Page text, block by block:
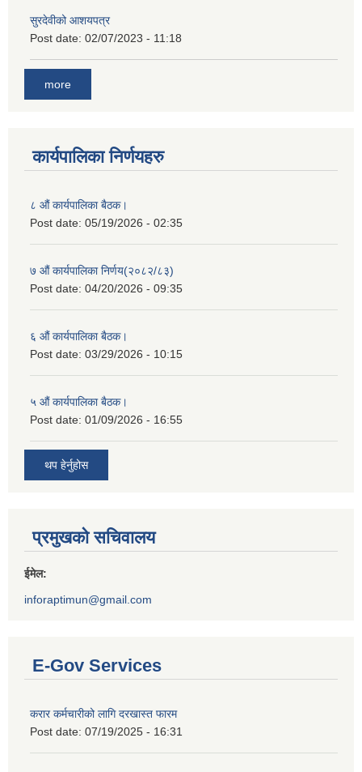
सुरदेवीको आशयपत्र
Post date: 02/07/2023 - 11:18
more
कार्यपालिका निर्णयहरु
८ औं कार्यपालिका बैठक।
Post date: 05/19/2026 - 02:35
७ औं कार्यपालिका निर्णय(२०८२/८३)
Post date: 04/20/2026 - 09:35
६ औं कार्यपालिका बैठक।
Post date: 03/29/2026 - 10:15
५ औं कार्यपालिका बैठक।
Post date: 01/09/2026 - 16:55
थप हेर्नुहोस
प्रमुखको सचिवालय
ईमेल:
inforaptimun@gmail.com
E-Gov Services
करार कर्मचारीको लागि दरखास्त फारम
Post date: 07/19/2025 - 16:31